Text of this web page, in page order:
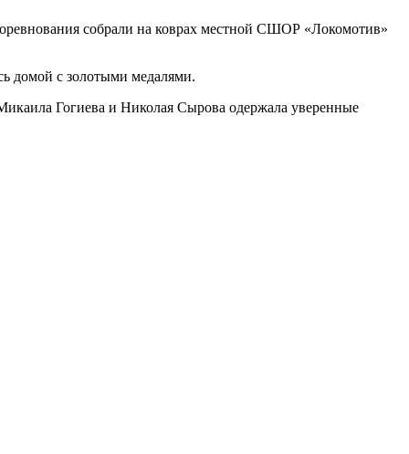
собрали на коврах местной СШОР «Локомотив»
домой с золотыми медалями.
Гогиева и Николая Сырова одержала уверенные